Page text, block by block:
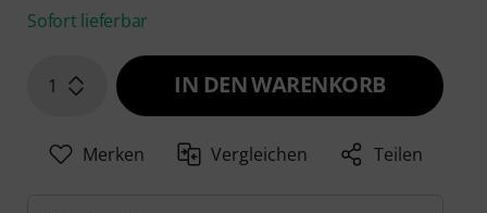
Sofort lieferbar
1 IN DEN WARENKORB
Merken Vergleichen Teilen